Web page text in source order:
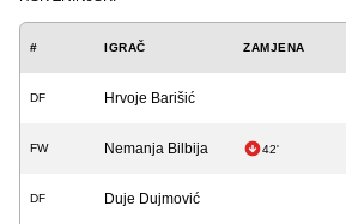
# IGRAČ ZAMJENA
DF Hrvoje Barišić
FW Nemanja Bilbija 42'
DF Duje Dujmović